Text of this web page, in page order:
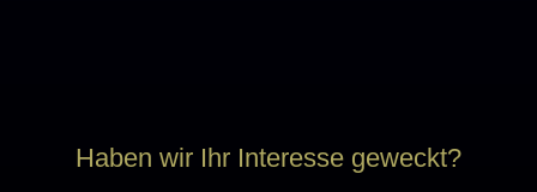
Haben wir Ihr Interesse geweckt?